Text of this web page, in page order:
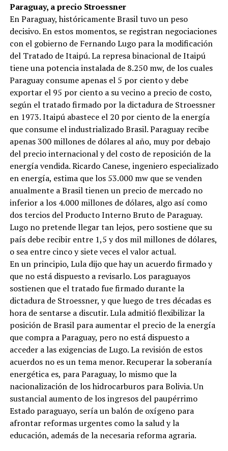
Paraguay, a precio Stroessner
En Paraguay, históricamente Brasil tuvo un peso
decisivo. En estos momentos, se registran negociaciones
con el gobierno de Fernando Lugo para la modificación
del Tratado de Itaipú. La represa binacional de Itaipú
tiene una potencia instalada de 8.250 mw, de los cuales
Paraguay consume apenas el 5 por ciento y debe
exportar el 95 por ciento a su vecino a precio de costo,
según el tratado firmado por la dictadura de Stroessner
en 1973. Itaipú abastece el 20 por ciento de la energía
que consume el industrializado Brasil. Paraguay recibe
apenas 300 millones de dólares al año, muy por debajo
del precio internacional y del costo de reposición de la
energía vendida. Ricardo Canese, ingeniero especializado
en energía, estima que los 53.000 mw que se venden
anualmente a Brasil tienen un precio de mercado no
inferior a los 4.000 millones de dólares, algo así como
dos tercios del Producto Interno Bruto de Paraguay.
Lugo no pretende llegar tan lejos, pero sostiene que su
país debe recibir entre 1,5 y dos mil millones de dólares,
o sea entre cinco y siete veces el valor actual.
En un principio, Lula dijo que hay un acuerdo firmado y
que no está dispuesto a revisarlo. Los paraguayos
sostienen que el tratado fue firmado durante la
dictadura de Stroessner, y que luego de tres décadas es
hora de sentarse a discutir. Lula admitió flexibilizar la
posición de Brasil para aumentar el precio de la energía
que compra a Paraguay, pero no está dispuesto a
acceder a las exigencias de Lugo. La revisión de estos
acuerdos no es un tema menor. Recuperar la soberanía
energética es, para Paraguay, lo mismo que la
nacionalización de los hidrocarburos para Bolivia. Un
sustancial aumento de los ingresos del paupérrimo
Estado paraguayo, sería un balón de oxígeno para
afrontar reformas urgentes como la salud y la
educación, además de la necesaria reforma agraria.